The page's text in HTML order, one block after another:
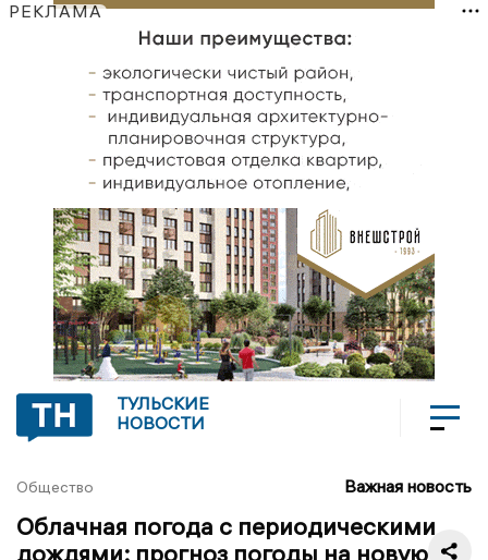
РЕКЛАМА
ТУЛЬСКИЕ
НОВОСТИ
Общество Важная новость
Облачная погода с периодическими
дождями: прогноз погоды на новую